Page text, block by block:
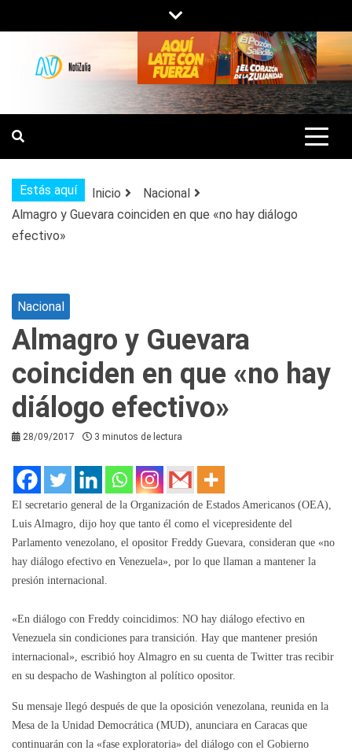
al
contenido
NOTIZULIA
NOTICIAS DEL ZULIA, VENEZUELA Y
DE INTERÉS GENERAL.
Estás aquí Inicio
Nacional
Almagro y Guevara coinciden en que «no hay diálogo
efectivo»
Nacional
Almagro y Guevara
coinciden en que «no hay
diálogo efectivo»
28/09/2017 3 minutos de lectura
El secretario general de la Organización de Estados Americanos (OEA),
Luis Almagro, dijo hoy que tanto él como el vicepresidente del
Parlamento venezolano, el opositor Freddy Guevara, consideran que «no
hay diálogo efectivo en Venezuela», por lo que llaman a mantener la
presión internacional.
«En diálogo con Freddy coincidimos: NO hay diálogo efectivo en
Venezuela sin condiciones para transición. Hay que mantener presión
internacional», escribió hoy Almagro en su cuenta de Twitter tras recibir
en su despacho de Washington al político opositor.
Su mensaje llegó después de que la oposición venezolana, reunida en la
Mesa de la Unidad Democrática (MUD), anunciara en Caracas que
continuarán con la «fase exploratoria» del diálogo con el Gobierno